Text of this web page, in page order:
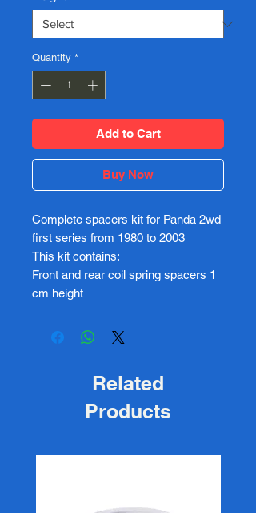
Quantity *
Add to Cart
Buy Now
Complete spacers kit for Panda 2wd
first series from 1980 to 2003
This kit contains:
Front and rear coil spring spacers 1
cm height
Related
Products